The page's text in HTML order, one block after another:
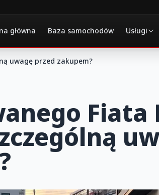
główna Baza samochodów Usługi
uwagę przed zakupem?
Fiata